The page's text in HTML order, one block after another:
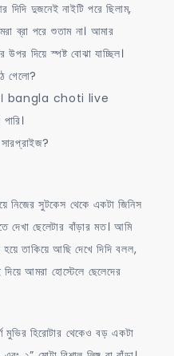
দুজনেই নাইটি পরে ছিলাম,
ব্রা পরে শুতাম না। আমার
দিয়ে স্পষ্ট বোঝা যাচ্ছিল।
গেলো?
bangla choti live
নিজের সুটকেস থেকে একটা জিনিস
দেখা ছেলেটার বাঁড়ার মত। আমি
তাকিয়ে আছি দেখে দিদি বলল,
আমরা হোস্টেলে ছেলেদের
মুভির হিরোটার থেকেও বড় একটা